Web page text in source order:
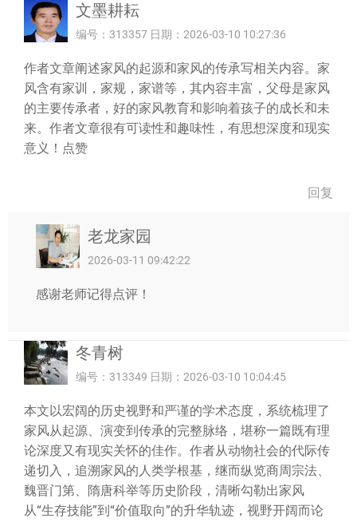
文墨耕耘
编号：313357 日期：2026-03-10 10:27:36
作者文章阐述家风的起源和家风的传承写相关内容。家
风含有家训，家规，家谱等，其内容丰富，父母是家风
的主要传承者，好的家风教育和影响着孩子的成长和未
来。作者文章很有可读性和趣味性，有思想深度和现实
意义！点赞
回复
老龙家园
2026-03-11 09:42:22
感谢老师记得点评！
冬青树
编号：313349 日期：2026-03-10 10:04:45
本文以宏阔的历史视野和严谨的学术态度，系统梳理了
家风从起源、演变到传承的完整脉络，堪称一篇既有理
论深度又有现实关怀的佳作。作者从动物社会的代际传
递切入，追溯家风的人类学根基，继而纵览商周宗法、
魏晋门第、隋唐科举等历史阶段，清晰勾勒出家风
从“生存技能”到“价值取向”的升华轨迹，视野开阔而论